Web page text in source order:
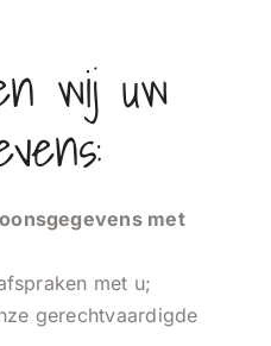
wij uw
met
met u;
gerechtvaardigde